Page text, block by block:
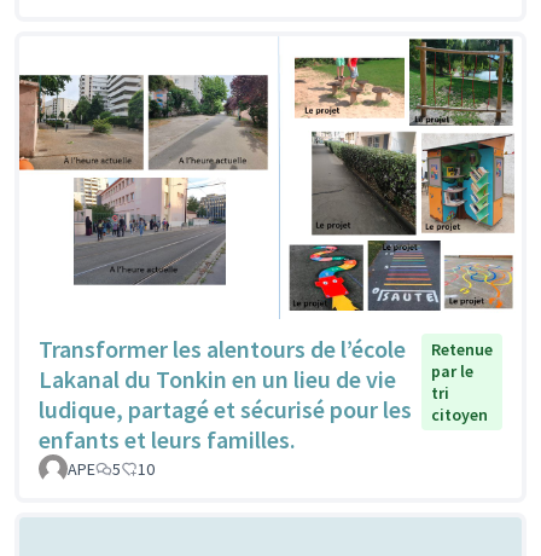
Transformer les alentours de l’école
Lakanal du Tonkin en un lieu de vie
ludique, partagé et sécurisé pour les
enfants et leurs familles.
Retenue
par le
tri
citoyen
APE 5 10